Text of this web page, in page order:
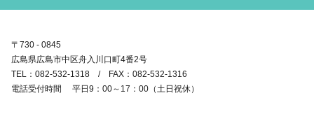
〒730 - 0845
広島県広島市中区舟入川口町4番2号
TEL：082-532-1318 / FAX：082-532-1316
電話受付時間 平日9：00～17：00（土日祝休）